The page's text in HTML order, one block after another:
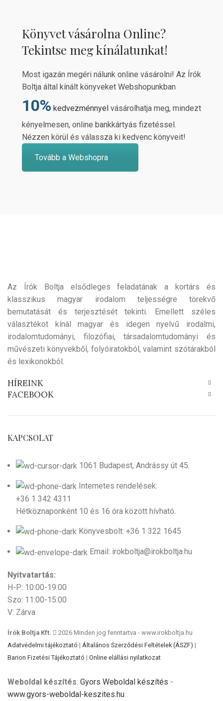
Könyvet vásárolna Online?
Tekintse meg kínálatunkat!
Most igazán megéri nálunk online vásárolni! Az Írók
Boltja által kínált könyveket Webshopunkban
10% kedvezménnyel vásárolhatja meg, mindezt
kényelmesen, online bankkártyás fizetéssel.
Nézzen körül és válassza ki kedvenc könyveit!
Tovább a Webshopra
Az Írók Boltja elsődleges feladatának a kortárs és
klasszikus magyar irodalom teljességre törekvő
bemutatását és terjesztését tekinti. Emellett széles
választékot kínál magyar és idegen nyelvű irodalmi,
irodalomtudományi, filozófiai, társadalomtudományi és
művészeti könyvekből, folyóiratokból, valamint szótárakból
és lexikonokból.
HÍREINK
FACEBOOK
KAPCSOLAT
1061 Budapest, Andrássy út 45.
Internetes rendelések:
+36 1 342 4311
Hétköznaponként 10 és 16 óra között hívható.
Könyvesbolt: +36 1 322 1645
Email: irokboltja@irokboltja.hu
Nyitvatartás:
H-P: 10:00-19:00
Szo: 11:00-15:00
V: Zárva
Írók Boltja Kft.
2026 Minden jog fenntartva - www.irokboltja.hu
Adatvédelmi tájékoztató | Általános Szerződési Feltételek (ÁSZF) |
Barion Fizetési Tájékoztató | Online elállási nyilatkozat
Weboldal készítés: Gyors Weboldal készítés -
www.gyors-weboldal-keszites.hu